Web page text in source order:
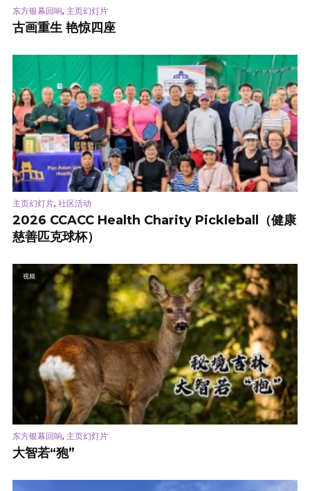
东方银幕回响, 主页幻灯片
古画重生 艳惊四座
主页幻灯片, 社区活动
2026 CCACC Health Charity Pickleball（健康
慈善匹克球杯）
视频
东方银幕回响, 主页幻灯片
大智若“狍”